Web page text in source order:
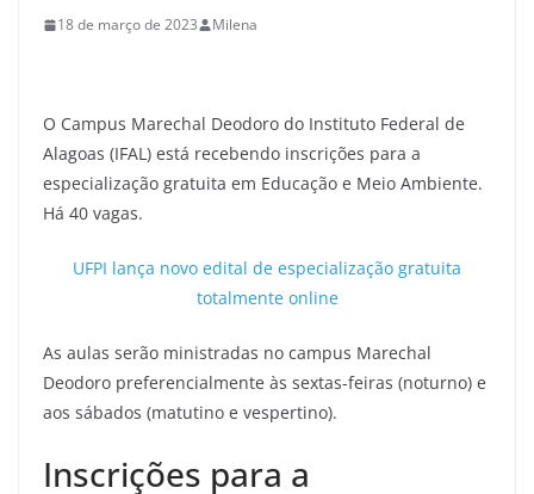
18 de março de 2023 Milena
O Campus Marechal Deodoro do Instituto Federal de
Alagoas (IFAL) está recebendo inscrições para a
especialização gratuita em Educação e Meio Ambiente.
Há 40 vagas.
UFPI lança novo edital de especialização gratuita
totalmente online
As aulas serão ministradas no campus Marechal
Deodoro preferencialmente às sextas-feiras (noturno) e
aos sábados (matutino e vespertino).
Inscrições para a